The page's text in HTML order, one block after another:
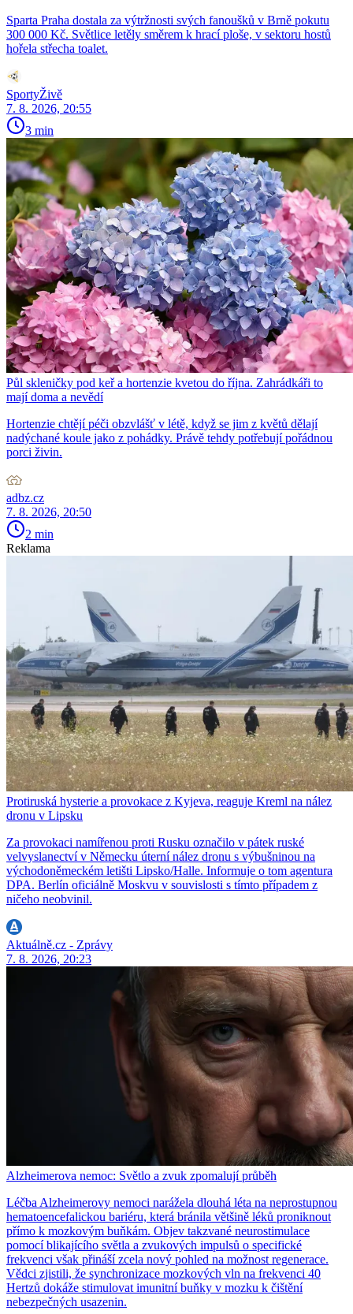
Sparta Praha dostala za výtržnosti svých fanoušků v Brně pokutu
300 000 Kč. Světlice letěly směrem k hrací ploše, v sektoru hostů
hořela střecha toalet.
SportyŽivě
7. 8. 2026, 20:55
3 min
Půl skleničky pod keř a hortenzie kvetou do října. Zahrádkáři to
mají doma a nevědí
Hortenzie chtějí péči obzvlášť v létě, když se jim z květů dělají
nadýchané koule jako z pohádky. Právě tehdy potřebují pořádnou
porci živin.
adbz.cz
7. 8. 2026, 20:50
2 min
Reklama
Protiruská hysterie a provokace z Kyjeva, reaguje Kreml na nález
dronu v Lipsku
Za provokaci namířenou proti Rusku označilo v pátek ruské
velvyslanectví v Německu úterní nález dronu s výbušninou na
východoněmeckém letišti Lipsko/Halle. Informuje o tom agentura
DPA. Berlín oficiálně Moskvu v souvislosti s tímto případem z
ničeho neobvinil.
Aktuálně.cz - Zprávy
7. 8. 2026, 20:23
Alzheimerova nemoc: Světlo a zvuk zpomalují průběh
Léčba Alzheimerovy nemoci narážela dlouhá léta na neprostupnou
hematoencefalickou bariéru, která bránila většině léků proniknout
přímo k mozkovým buňkám. Objev takzvané neurostimulace
pomocí blikajícího světla a zvukových impulsů o specifické
frekvenci však přináší zcela nový pohled na možnost regenerace.
Vědci zjistili, že synchronizace mozkových vln na frekvenci 40
Hertzů dokáže stimulovat imunitní buňky v mozku k čištění
nebezpečných usazenin.